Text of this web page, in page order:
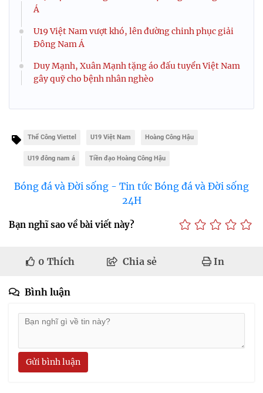
Á
U19 Việt Nam vượt khó, lên đường chinh phục giải
Đông Nam Á
Duy Mạnh, Xuân Mạnh tặng áo đấu tuyển Việt Nam
gây quỹ cho bệnh nhân nghèo
Thể Công Viettel U19 Việt Nam Hoàng Công Hậu
U19 đông nam á Tiền đạo Hoàng Công Hậu
Bóng đá và Đời sống - Tin tức Bóng đá và Đời sống
24H
Bạn nghĩ sao về bài viết này?
0 Thích Chia sẻ In
Bình luận
Gửi bình luận